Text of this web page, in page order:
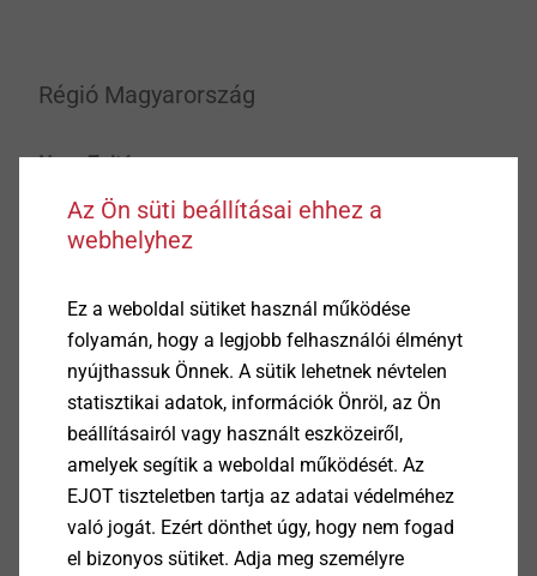
Régió Magyarország
Nagy Zoltán
projektmenedzser
znagy@ejot.com
+36 20 360 5820
Iroda
Csordás Edina
kereskedelmi asszisztens
ecsordas@ejot.com
+36 20 293 9635
Közép- és Nyugat-Magyarország
Az Ön süti beállításai ehhez a
webhelyhez
Ez a weboldal sütiket használ működése
folyamán, hogy a legjobb felhasználói élményt
nyújthassuk Önnek. A sütik lehetnek névtelen
statisztikai adatok, információk Önröl, az Ön
beállításairól vagy használt eszközeiről,
amelyek segítik a weboldal működését. Az
EJOT tiszteletben tartja az adatai védelméhez
való jogát. Ezért dönthet úgy, hogy nem fogad
el bizonyos sütiket. Adja meg személyre